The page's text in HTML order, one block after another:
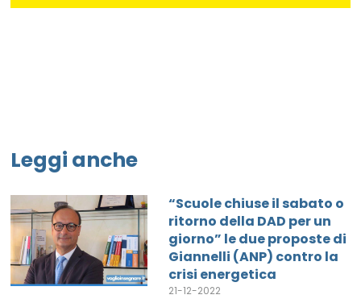
Leggi anche
“Scuole chiuse il sabato o
ritorno della DAD per un
giorno” le due proposte di
Giannelli (ANP) contro la
crisi energetica
21-12-2022